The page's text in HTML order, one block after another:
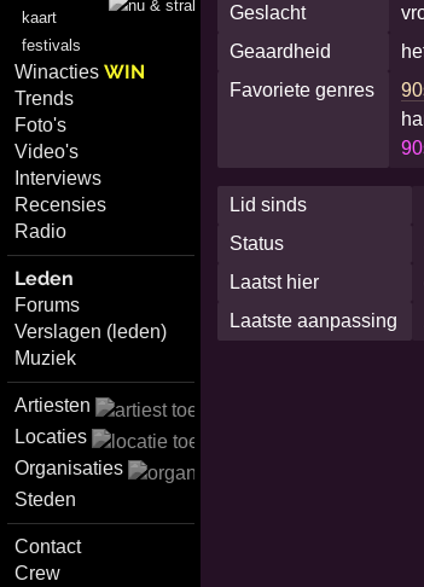
kaart
festivals
WinactiesWIN
Trends
Foto's
Video's
Interviews
Recensies
Radio
Leden
Forums
Verslagen (leden)
Muziek
Artiesten
Locaties
Organisaties
Steden
Contact
Crew
Geslacht
Geaardheid
Favoriete genres
Lid sinds
Status
Laatst hier
Laatste aanpassing